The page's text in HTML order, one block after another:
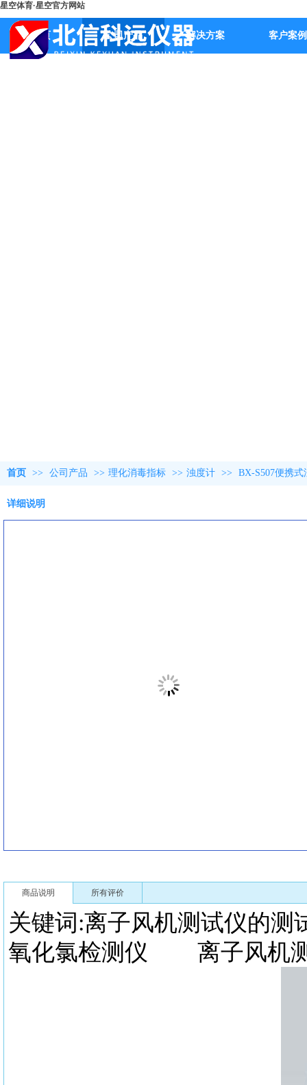
星空体育·星空官方网站
首页 公司产品 解决方案 客户案例
首页 >> 公司产品 >> 理化消毒指标 >> 浊度计 >> BX-S507便携式
详细说明
商品说明 所有评价
关键词:离子风机测试
氧化氯检测仪 离子风机